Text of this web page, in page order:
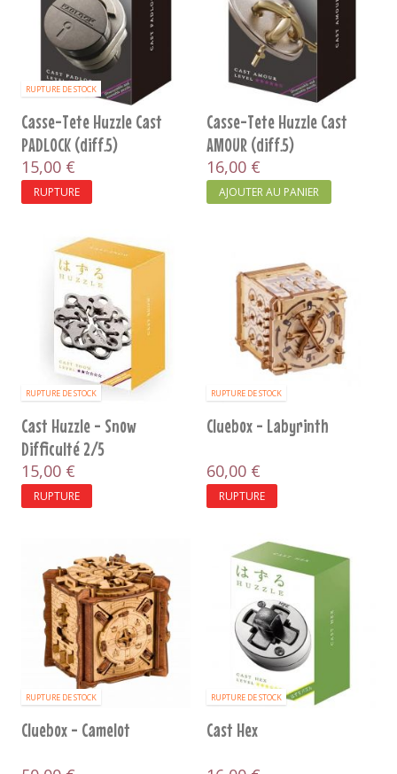
RUPTURE DE STOCK
Casse-Tete Huzzle Cast
PADLOCK (diff.5)
15,00 €
RUPTURE
Casse-Tete Huzzle Cast
AMOUR (diff.5)
16,00 €
AJOUTER AU PANIER
RUPTURE DE STOCK
Cast Huzzle - Snow
Difficulté 2/5
15,00 €
RUPTURE
RUPTURE DE STOCK
Cluebox - Labyrinth
60,00 €
RUPTURE
RUPTURE DE STOCK
Cluebox - Camelot
RUPTURE DE STOCK
Cast Hex